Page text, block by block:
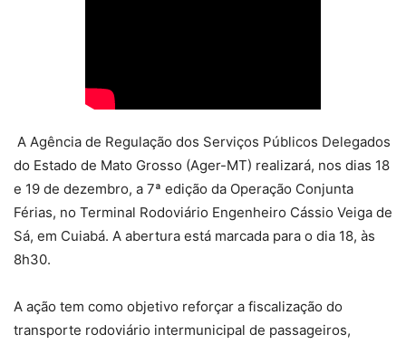
A Agência de Regulação dos Serviços Públicos Delegados
do Estado de Mato Grosso (Ager-MT) realizará, nos dias 18
e 19 de dezembro, a 7ª edição da Operação Conjunta
Férias, no Terminal Rodoviário Engenheiro Cássio Veiga de
Sá, em Cuiabá. A abertura está marcada para o dia 18, às
8h30.
A ação tem como objetivo reforçar a fiscalização do
transporte rodoviário intermunicipal de passageiros,